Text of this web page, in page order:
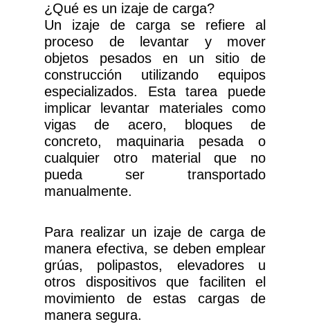
¿Qué es un izaje de carga?
Un izaje de carga se refiere al
proceso de levantar y mover
objetos pesados en un sitio de
construcción utilizando equipos
especializados. Esta tarea puede
implicar levantar materiales como
vigas de acero, bloques de
concreto, maquinaria pesada o
cualquier otro material que no
pueda ser transportado
manualmente.
Para realizar un izaje de carga de
manera efectiva, se deben emplear
grúas, polipastos, elevadores u
otros dispositivos que faciliten el
movimiento de estas cargas de
manera segura.